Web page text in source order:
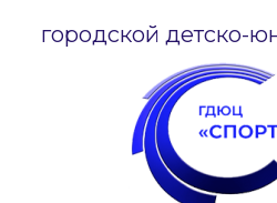
городской детско-